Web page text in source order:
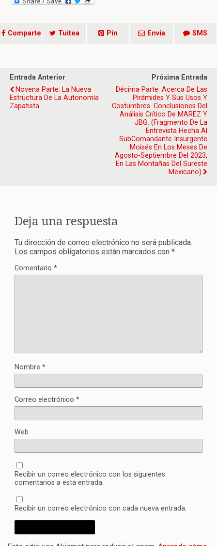
Comparte Tuitea Pin Envía SMS
Entrada Anterior
Novena Parte: La Nueva
Estructura De La Autonomía
Zapatista.
Próxima Entrada
Décima Parte: Acerca De Las
Pirámides Y Sus Usos Y
Costumbres. Conclusiones Del
Análisis Crítico De MAREZ Y
JBG. (Fragmento De La
Entrevista Hecha Al
SubComandante Insurgente
Moisés En Los Meses De
Agosto-Septiembre Del 2023,
En Las Montañas Del Sureste
Mexicano)
Deja una respuesta
Tu dirección de correo electrónico no será publicada.
Los campos obligatorios están marcados con *
Comentario *
Nombre *
Correo electrónico *
Web
Recibir un correo electrónico con los siguientes
comentarios a esta entrada.
Recibir un correo electrónico con cada nueva entrada.